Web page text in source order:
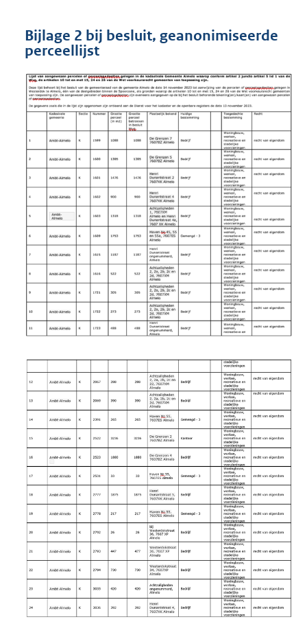
Bijlage 2 bij besluit, geanonimiseerde
perceellijst